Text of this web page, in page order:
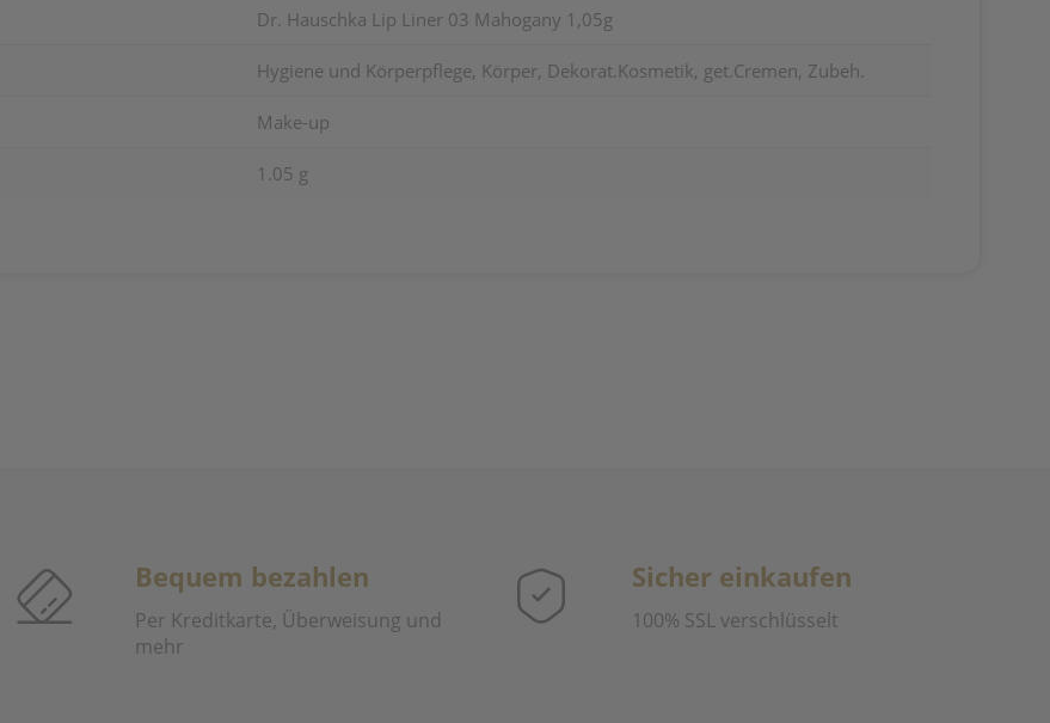
Dr. Hauschka Lip Liner 03 Mahogany 1,05g
Hygiene und Körperpflege, Körper, Dekorat.Kosmetik, get.Cremen, Zubeh.
Make-up
1.05 g
Bequem bezahlen
Per Kreditkarte, Überweisung und
mehr
Sicher einkaufen
100% SSL verschlüsselt